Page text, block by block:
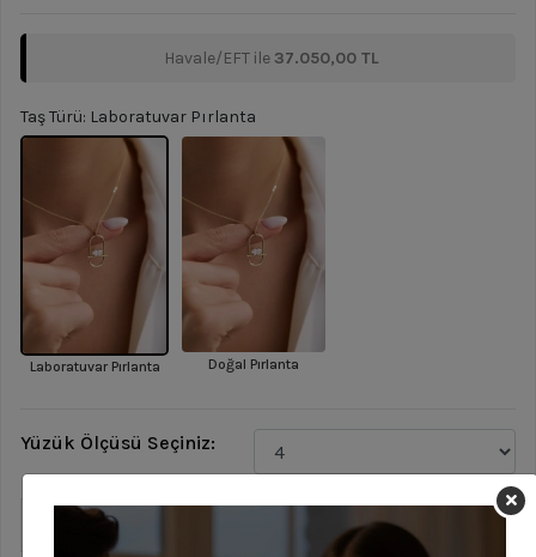
Havale/EFT ile 37.050,00 TL
Taş Türü: Laboratuvar Pırlanta
Laboratuvar Pırlanta Doğal Pırlanta
Yüzük Ölçüsü Seçiniz:
Sepete Ekle